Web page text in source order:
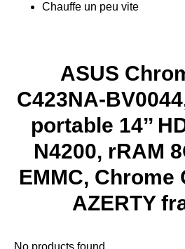
Chauffe un peu vite
ASUS
C423NA-
portable 14’’
N4200, rRAM
EMMC, Chrome
AZERTY